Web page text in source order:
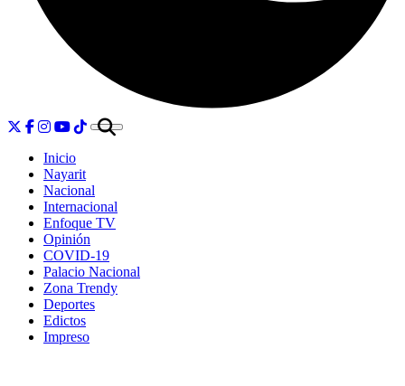
Inicio
Nayarit
Nacional
Internacional
Enfoque TV
Opinión
COVID-19
Palacio Nacional
Zona Trendy
Deportes
Edictos
Impreso